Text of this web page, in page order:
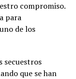
compromiso.
para
de los
secuestros
que se han